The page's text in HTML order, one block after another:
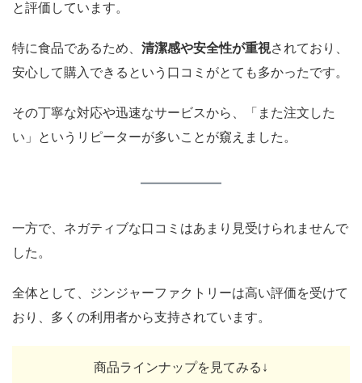
と評価しています。
特に食品であるため、 清潔感や安全性が重視されており、
安心して購入できるという口コミがとても多かったです。
その丁寧な対応や迅速なサービスから、「また注文した
い」というリピーターが多いことが窺えました。
一方で、ネガティブな口コミはあまり見受けられませんで
した。
全体として、ジンジャーファクトリーは高い評価を受けて
おり、多くの利用者から支持されています。
商品ラインナップを見てみる↓